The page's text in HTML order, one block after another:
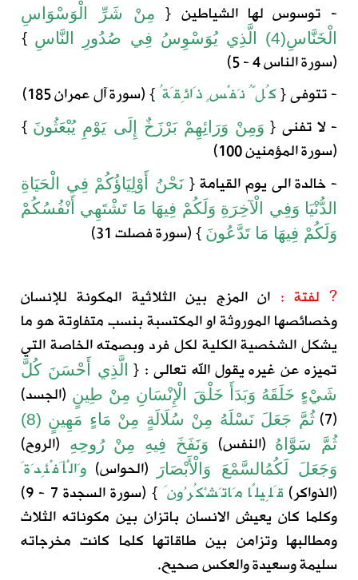
- توسوس لها الشياطين { مِنْ شَرِّ
الْوَسْوَاسِ
الْخَنَّاسِ(4) الَّذِي يُوَسْوِسُ فِي صُدُورِ النَّاسِ }
(سورةالناس
- تتوفى{كُلُّنَفْسٍذَائِقَةُ} (سورةآلعمران
- لا تفنى { وَمِنْ وَرَائِهِمْ بَرْزَخٌ إِلَى يَوْمِ يُبْعَثُونَ }
(سورة المؤمنين
- خالدة الى يوم القيامة{نَحْنُ أَوْلِيَاؤُكُمْ فِي الْحَيَاةِ
الدُّنْيَا وَفِي الْآخِرَةِ وَلَكُمْ فِيهَا مَا تَشْتَهِي أَنْفُسُكُمْ
وَلَكُمْ فِيهَا مَا تَدَّعُونَ } (سورة فصلت 31)
? لفتة : ان المزج بين الثلاثية المكونة للإنسان
وخصائصهاالموروثة او المكتسبةبنسب متفاوتة هو ما
يشكلالشخصيةالكلية لكل فرد وبصمته الخاصة التي
تميزه عن غيرهيقول الله تعالى : { الَّذِي أَحْسَنَ كُلَّ
شَيْءٍ خَلَقَهُ وَبَدَأَ خَلْقَ الْإِنْسَانِ مِنْ طِينٍ (الجسد)
(7)
ثُمَّ جَعَلَ نَسْلَهُ مِنْ سُلَالَةٍ مِنْ مَاءٍ مَهِينٍ (8)
ثُمَّ
سَوَّاهُ (النفس) وَنَفَخَ فِيهِ مِنْ رُوحِهِ (الروح)
وَجَعَلَ لَكُمُالسَّمْعَ وَالْأَبْصَارَ (الحواس) وَالْأَفْئِدَةَ
(الذواكر) قَلِيلًا مَاتَشْكُرُونَ } (سورةالسجدة
وكلما كان يعيش الانسان باتزان بين مكوناتهالثلاث
ومطالبهاوتزامن بين طاقاتهاكلما كانتمخرجاته
سليمةوسعيدةوالعكس صحيح.